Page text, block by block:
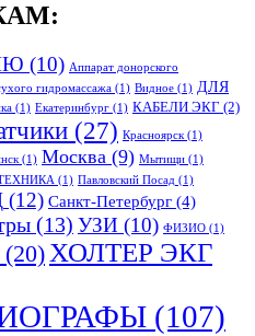
(10) Аппарат донорского
гидромассажа (1) Видное (1) ДЛЯ
(1) Екатеринбург (1) КАБЕЛИ ЭКГ (2)
(27) Красноярск (1)
(1) Москва (9) Мытищи (1)
(1) Павловский Посад (1)
(12) Санкт-Петербург (4)
(13) УЗИ (10) ФИЗИО (1)
(20) ХОЛТЕР ЭКГ
(107)